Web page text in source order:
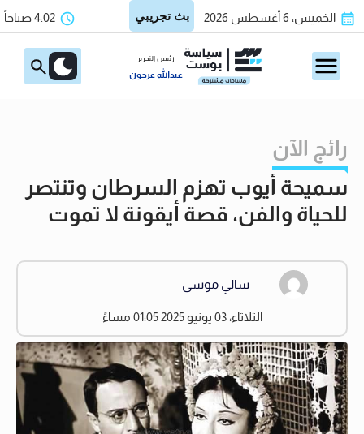
الخميس، 6 أغسطس 2026 4:02 صباحاً
رئيس التحرير
عبدالله عرجون
رائج الآن
سميحة أيوب تهزم السرطان وتنتصر
للحياة والفن، قصة أيقونة لا تموت
سالي موسى
الثلاثاء، 03 يونيو 2025 01:05 مساءً